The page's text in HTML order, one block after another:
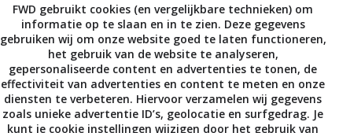
FWD gebruikt cookies (en vergelijkbare technieken) om
informatie op te slaan en in te zien. Deze gegevens
gebruiken wij om onze website goed te laten functioneren,
het gebruik van de website te analyseren,
gepersonaliseerde content en advertenties te tonen, de
effectiviteit van advertenties en content te meten en onze
diensten te verbeteren. Hiervoor verzamelen wij gegevens
zoals unieke advertentie ID’s, geolocatie en surfgedrag. Je
kunt je cookie instellingen wijzigen door het gebruik van